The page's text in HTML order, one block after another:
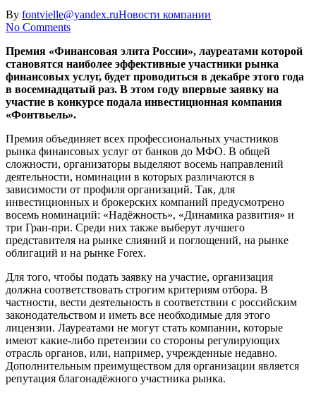
By fontvielle@yandex.ruНовости компании
No Comments
Премия «Финансовая элита России», лауреатами которой
становятся наиболее эффективные участники рынка
финансовых услуг, будет проводиться в декабре этого года
в восемнадцатый раз. В этом году впервые заявку на
участие в конкурсе подала инвестиционная компания
«Фонтвьель».
Премия объединяет всех профессиональных участников
рынка финансовых услуг от банков до МФО. В общей
сложности, организаторы выделяют восемь направлений
деятельности, номинации в которых различаются в
зависимости от профиля организаций. Так, для
инвестиционных и брокерских компаний предусмотрено
восемь номинаций: «Надёжность», «Динамика развития» и
три Гран-при. Среди них также выберут лучшего
представителя на рынке слияний и поглощений, на рынке
облигаций и на рынке Forex.
Для того, чтобы подать заявку на участие, организация
должна соответствовать строгим критериям отбора. В
частности, вести деятельность в соответствии с российским
законодательством и иметь все необходимые для этого
лицензии. Лауреатами не могут стать компании, которые
имеют какие-либо претензии со стороны регулирующих
отрасль органов, или, например, учрежденные недавно.
Дополнительным преимуществом для организации является
репутация благонадёжного участника рынка.